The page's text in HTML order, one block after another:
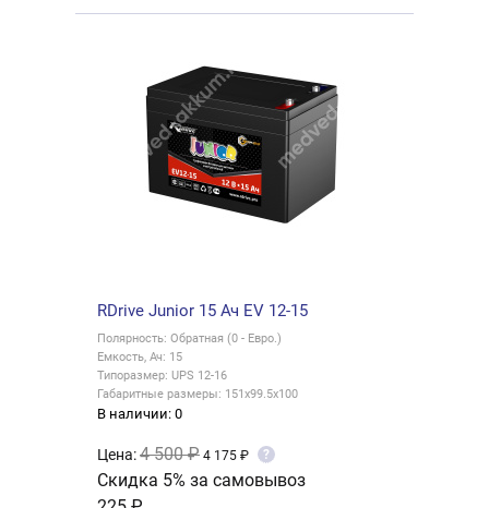
RDrive Junior 15 Ач EV 12-15
Полярность: Обратная (0 - Евро.)
Емкость, Ач: 15
Типоразмер: UPS 12-16
Габаритные размеры: 151x99.5x100
В наличии: 0
Цена:4 500 ₽ 4 175 ₽ ?
Скидка 5% за самовывоз